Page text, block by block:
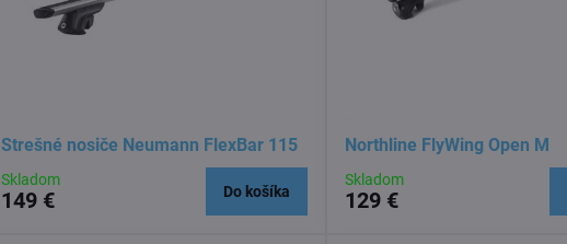
Strešné nosiče Neumann FlexBar 115
Skladom
149 € Do košíka
Northline FlyWing Open M
Skladom
129 €